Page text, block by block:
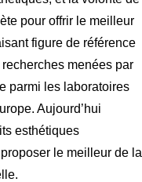
pour offrir le meilleur
figure de référence
menées par
parmi les laboratoires
Aujourd’hui
esthétiques
le meilleur de la